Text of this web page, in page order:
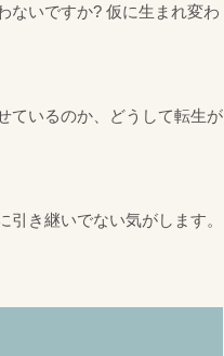
ないですか? 仮に生まれ変わ
ているのか、どうして転生が
き継いでない気がします。